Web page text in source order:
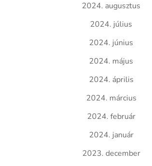
2024. augusztus
2024. július
2024. június
2024. május
2024. április
2024. március
2024. február
2024. január
2023. december